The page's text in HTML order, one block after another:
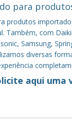
para
produtos
Também, com
Samsung,
diversas
aqui uma